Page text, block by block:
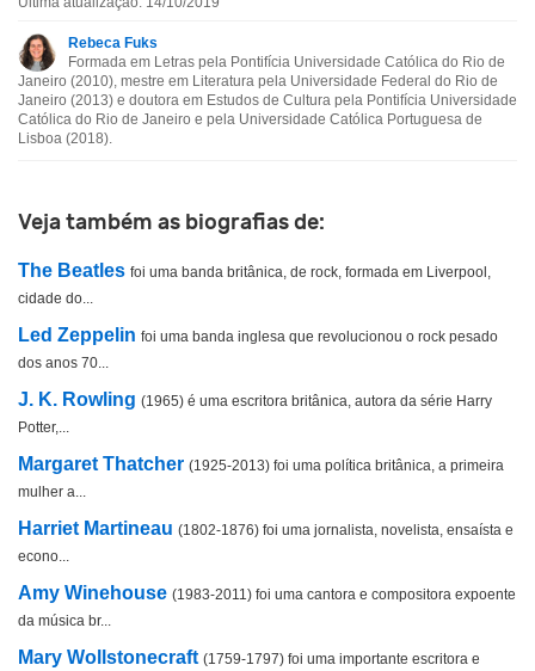
Esta biografia não tem a informação que procuro
Outro
Rebeca Fuks
Formada em Letras pela Pontifícia Universidade Católica do Rio de
Janeiro (2010), mestre em Literatura pela Universidade Federal do Rio de
Janeiro (2013) e doutora em Estudos de Cultura pela Pontifícia Universidade
Católica do Rio de Janeiro e pela Universidade Católica Portuguesa de
Lisboa (2018).
Veja também as biografias de:
The Beatles foi uma banda britânica, de rock, formada em Liverpool,
cidade do...
Led Zeppelin foi uma banda inglesa que revolucionou o rock pesado
dos anos 70...
J. K. Rowling (1965) é uma escritora britânica, autora da série Harry
Potter,...
Margaret Thatcher (1925-2013) foi uma política britânica, a primeira
mulher a...
Harriet Martineau (1802-1876) foi uma jornalista, novelista, ensaísta e
econo...
Amy Winehouse (1983-2011) foi uma cantora e compositora expoente
da música br...
Mary Wollstonecraft (1759-1797) foi uma importante escritora e